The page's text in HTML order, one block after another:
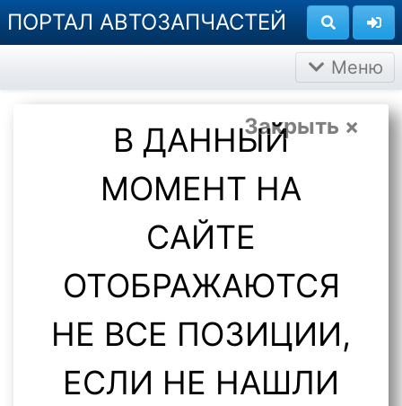
ПОРТАЛ АВТОЗАПЧАСТЕЙ
Меню
Закрыть ×
В ДАННЫЙ
МОМЕНТ НА
САЙТЕ
ОТОБРАЖАЮТСЯ
НЕ ВСЕ ПОЗИЦИИ,
ЕСЛИ НЕ НАШЛИ